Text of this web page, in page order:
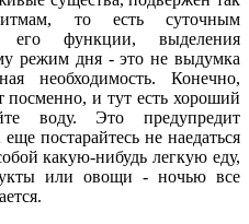
то есть суточным
его функции, выделения
режим дня - это не выдумка
необходимость. Конечно,
посменно, и тут есть хороший
воду. Это предупредит
постарайтесь не наедаться
какую-нибудь легкую еду,
или овощи - ночью все